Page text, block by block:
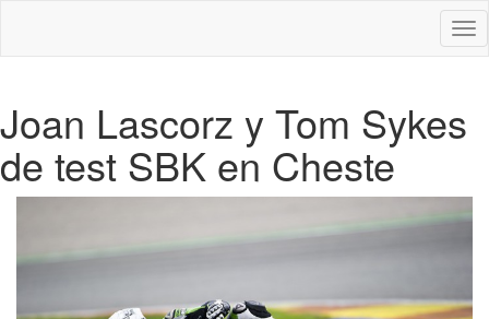
Joan Lascorz y Tom Sykes
de test SBK en Cheste